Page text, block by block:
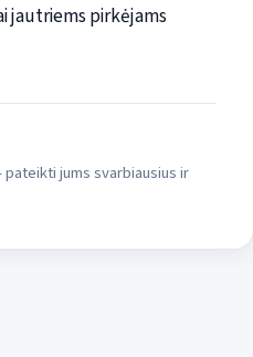
jautriems pirkėjams
pateikti jums svarbiausius ir